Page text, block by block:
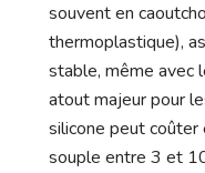
souvent en
thermoplastique),
stable, même avec
atout majeur pour
silicone peut
souple entre 3 et